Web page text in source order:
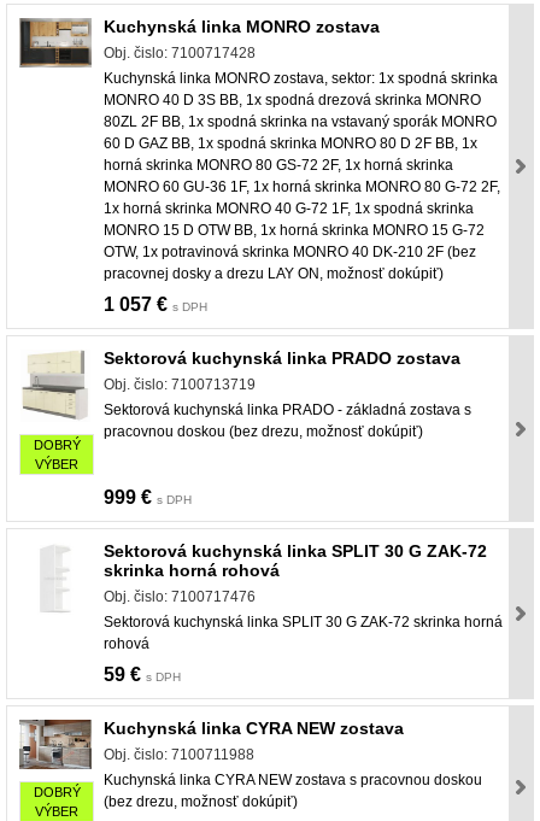
Kuchynská linka MONRO zostava
Obj. čislo: 7100717428
Kuchynská linka MONRO zostava, sektor: 1x spodná skrinka
MONRO 40 D 3S BB, 1x spodná drezová skrinka MONRO
80ZL 2F BB, 1x spodná skrinka na vstavaný sporák MONRO
60 D GAZ BB, 1x spodná skrinka MONRO 80 D 2F BB, 1x
horná skrinka MONRO 80 GS-72 2F, 1x horná skrinka
MONRO 60 GU-36 1F, 1x horná skrinka MONRO 80 G-72 2F,
1x horná skrinka MONRO 40 G-72 1F, 1x spodná skrinka
MONRO 15 D OTW BB, 1x horná skrinka MONRO 15 G-72
OTW, 1x potravinová skrinka MONRO 40 DK-210 2F (bez
pracovnej dosky a drezu LAY ON, možnosť dokúpiť)
1 057 € s DPH
DOBRÝ
VÝBER
Sektorová kuchynská linka PRADO zostava
Obj. čislo: 7100713719
Sektorová kuchynská linka PRADO - základná zostava s
pracovnou doskou (bez drezu, možnosť dokúpiť)
999 € s DPH
Sektorová kuchynská linka SPLIT 30 G ZAK-72
skrinka horná rohová
Obj. čislo: 7100717476
Sektorová kuchynská linka SPLIT 30 G ZAK-72 skrinka horná
rohová
59 € s DPH
DOBRÝ
VÝBER
Kuchynská linka CYRA NEW zostava
Obj. čislo: 7100711988
Kuchynská linka CYRA NEW zostava s pracovnou doskou
(bez drezu, možnosť dokúpiť)